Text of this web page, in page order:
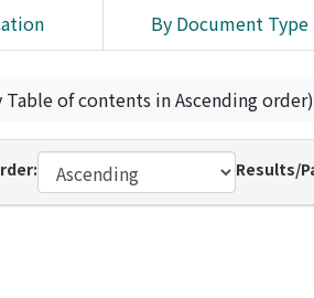
By Document Type
of contents in Ascending
Results/